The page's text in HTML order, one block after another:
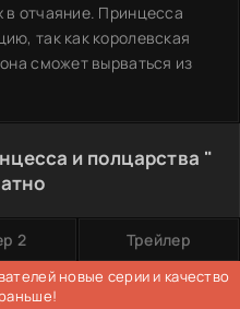
в отчаяние. Принцесса
так как королевская
сможет вырваться из
и полцарства "
2 Трейлер
новые серии и качество